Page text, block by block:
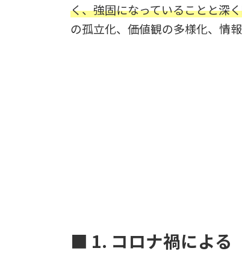
く、強固になっていることと深
の孤立化、価値観の多様化、情
■ 1. コロナ禍による